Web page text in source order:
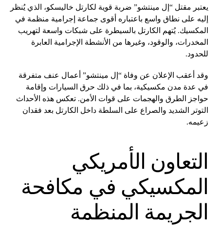
يعتبر مقتل “إل مينتشو” ضربة قوية لكارتل خاليسكو، الذي يُنظر
إليه على نطاق واسع باعتباره أقوى جماعة إجرامية منظمة في
المكسيك. يُتهم الكارتل بالسيطرة على شبكات واسعة لتهريب
المخدرات، والوقود، وغيرها من الأنشطة الإجرامية العابرة
للحدود.
وقد أعقب الإعلان عن وفاة “إل مينتشو” أعمال عنف متفرقة
في عدة مدن مكسيكية، بما في ذلك حرق السيارات وإقامة
حواجز الطرق والهجمات على قوات الأمن. تعكس هذه الأحداث
التوتر الشديد والصراع على السلطة داخل الكارتل بعد فقدان
زعيمه.
التعاون الأمريكي
المكسيكي في مكافحة
الجريمة المنظمة